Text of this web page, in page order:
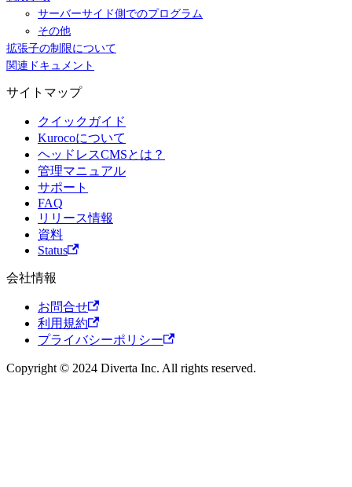
サーバーサイド側でのプログラム
その他
拡張子の制限について
関連ドキュメント
サイトマップ
クイックガイド
Kurocoについて
ヘッドレスCMSとは？
管理マニュアル
サポート
FAQ
リリース情報
資料
Status
会社情報
お問合せ
利用規約
プライバシーポリシー
Copyright © 2024 Diverta Inc. All rights reserved.